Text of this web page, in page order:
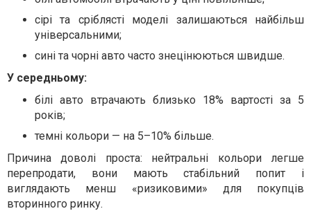
сірі та сріблясті моделі залишаються найбільш
універсальними;
сині та чорні авто часто знецінюються швидше.
У середньому:
білі авто втрачають близько 18% вартості за 5
років;
темні кольори — на 5–10% більше.
Причина доволі проста: нейтральні кольори легше
перепродати, вони мають стабільний попит і
виглядають менш «ризиковими» для покупців
вторинного ринку.